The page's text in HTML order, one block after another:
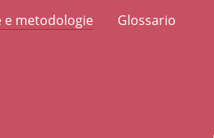
e metodologie Glossario